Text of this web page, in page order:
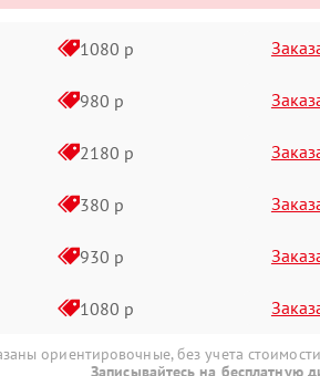
1080 р
980 р
2180 р
380 р
930 р
1080 р
ориентировочные, без учета стоимости
Записывайтесь на бесплатную